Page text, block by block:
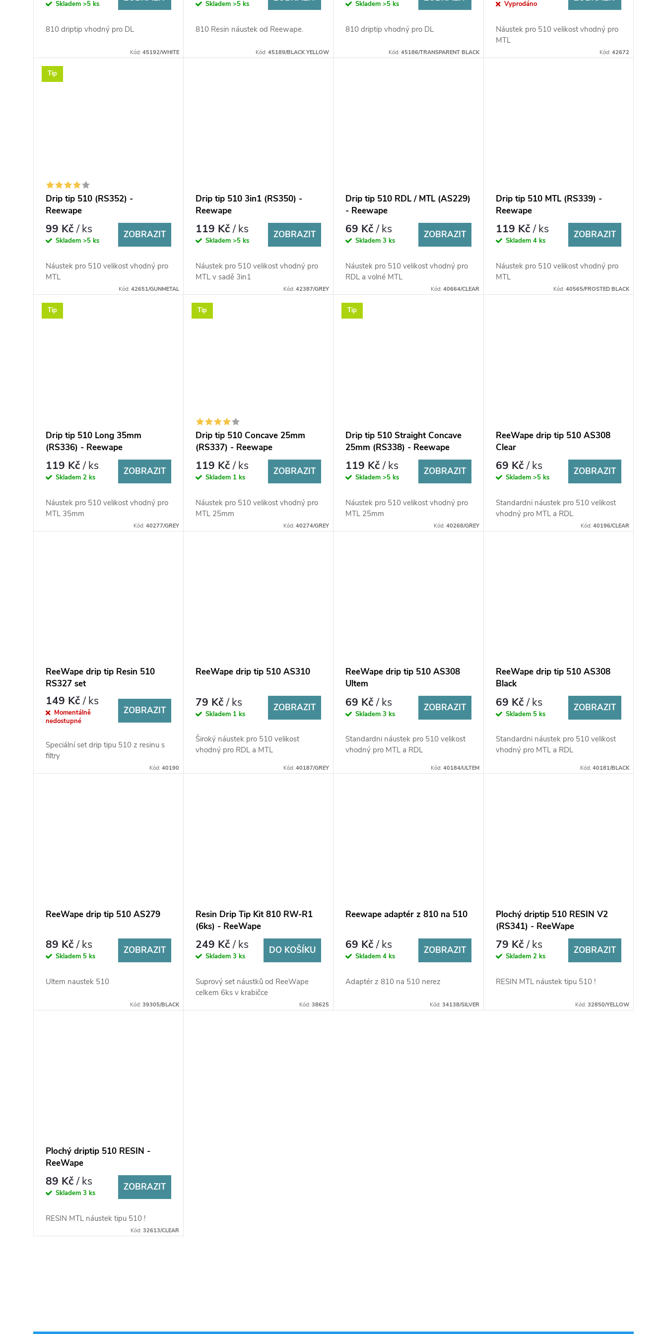
Skladem>5 ks
810 driptip vhodný pro DL
Kód:45192/WHITE
Skladem>5 ks
810 Resin náustek od Reewape.
Kód:45189/BLACK YELLOW
Skladem>5 ks
810 driptip vhodný pro DL
Kód: 45186/TRANSPARENT BLACK
Vyprodáno
Náustek pro 510 velikost vhodný pro
MTL
Kód: 42672
Tip
Drip tip 510 (RS352) -
Reewape
99 Kč/ ks
Skladem>5 ks
ZOBRAZIT
Náustek pro 510 velikost vhodný pro
MTL
Kód:42651/GUNMETAL
Drip tip 510 3in1 (RS350) -
Reewape
119 Kč/ ks
Skladem>5 ks
ZOBRAZIT
Náustek pro 510 velikost vhodný pro
MTL v sadě 3in1
Kód:42387/GREY
Drip tip 510 RDL / MTL (AS229)
- Reewape
69 Kč/ ks
Skladem3 ks
ZOBRAZIT
Náustek pro 510 velikost vhodný pro
RDL a volné MTL
Kód: 40664/CLEAR
Drip tip 510 MTL (RS339) -
Reewape
119 Kč/ ks
Skladem 4 ks
ZOBRAZIT
Náustek pro 510 velikost vhodný pro
MTL
Kód: 40565/FROSTED BLACK
Tip
Drip tip 510 Long 35mm
(RS336) - Reewape
119 Kč/ ks
Skladem2 ks
ZOBRAZIT
Náustek pro 510 velikost vhodný pro
MTL 35mm
Kód:40277/GREY
Tip
Drip tip 510 Concave 25mm
(RS337) - Reewape
119 Kč/ ks
Skladem 1 ks
ZOBRAZIT
Náustek pro 510 velikost vhodný pro
MTL 25mm
Kód:40274/GREY
Tip
Drip tip 510 Straight Concave
25mm (RS338) - Reewape
119 Kč/ ks
Skladem>5 ks
ZOBRAZIT
Náustek pro 510 velikost vhodný pro
MTL 25mm
Kód: 40268/GREY
ReeWape drip tip 510 AS308
Clear
69 Kč/ ks
Skladem >5 ks
ZOBRAZIT
Standardni náustek pro 510 velikost
vhodný pro MTL a RDL
Kód: 40196/CLEAR
ReeWape drip tip Resin 510
RS327 set
149 Kč/ ks
Momentálně
nedostupné
ZOBRAZIT
Speciální set drip tipu 510 z resinu s
filtry
Kód:40190
ReeWape drip tip 510 AS310
79 Kč/ ks
Skladem 1 ks
ZOBRAZIT
Široký náustek pro 510 velikost
vhodný pro RDL a MTL
Kód:40187/GREY
ReeWape drip tip 510 AS308
Ultem
69 Kč/ ks
Skladem3 ks
ZOBRAZIT
Standardni náustek pro 510 velikost
vhodný pro MTL a RDL
Kód: 40184/ULTEM
ReeWape drip tip 510 AS308
Black
69 Kč/ ks
Skladem 5 ks
ZOBRAZIT
Standardni náustek pro 510 velikost
vhodný pro MTL a RDL
Kód: 40181/BLACK
ReeWape drip tip 510 AS279
89 Kč/ ks
Skladem 5 ks
ZOBRAZIT
Ultem naustek 510
Kód:39305/BLACK
Resin Drip Tip Kit 810 RW-R1
(6ks) - ReeWape
249 Kč/ ks
Skladem3 ks
DO KOŠÍKU
Suprový set náustků od ReeWape
celkem 6ks v krabičce
Kód:38625
Reewape adaptér z 810 na 510
69 Kč/ ks
Skladem4 ks
ZOBRAZIT
Adaptér z 810 na 510 nerez
Kód: 34138/SILVER
Plochý driptip 510 RESIN V2
(RS341) - ReeWape
79 Kč/ ks
Skladem 2 ks
ZOBRAZIT
RESIN MTL náustek tipu 510 !
Kód: 32850/YELLOW
Plochý driptip 510 RESIN -
ReeWape
89 Kč/ ks
Skladem3 ks
ZOBRAZIT
RESIN MTL náustek tipu 510 !
Kód:32613/CLEAR